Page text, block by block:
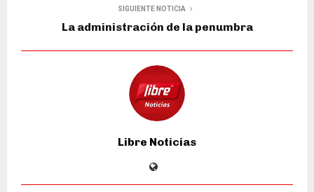
SIGUIENTE NOTICIA
La administración de la penumbra
Libre Noticias